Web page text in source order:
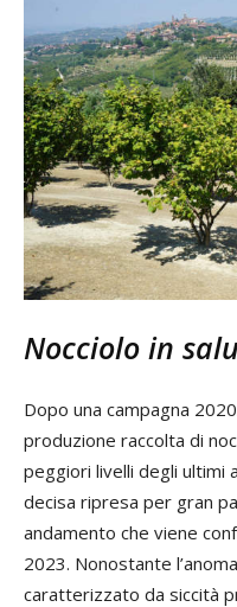
Nocciolo in
Dopo una campagna
produzione raccolta di
peggiori livelli degli ultimi
decisa ripresa per gran
andamento che viene
2023. Nonostante
caratterizzato da siccità